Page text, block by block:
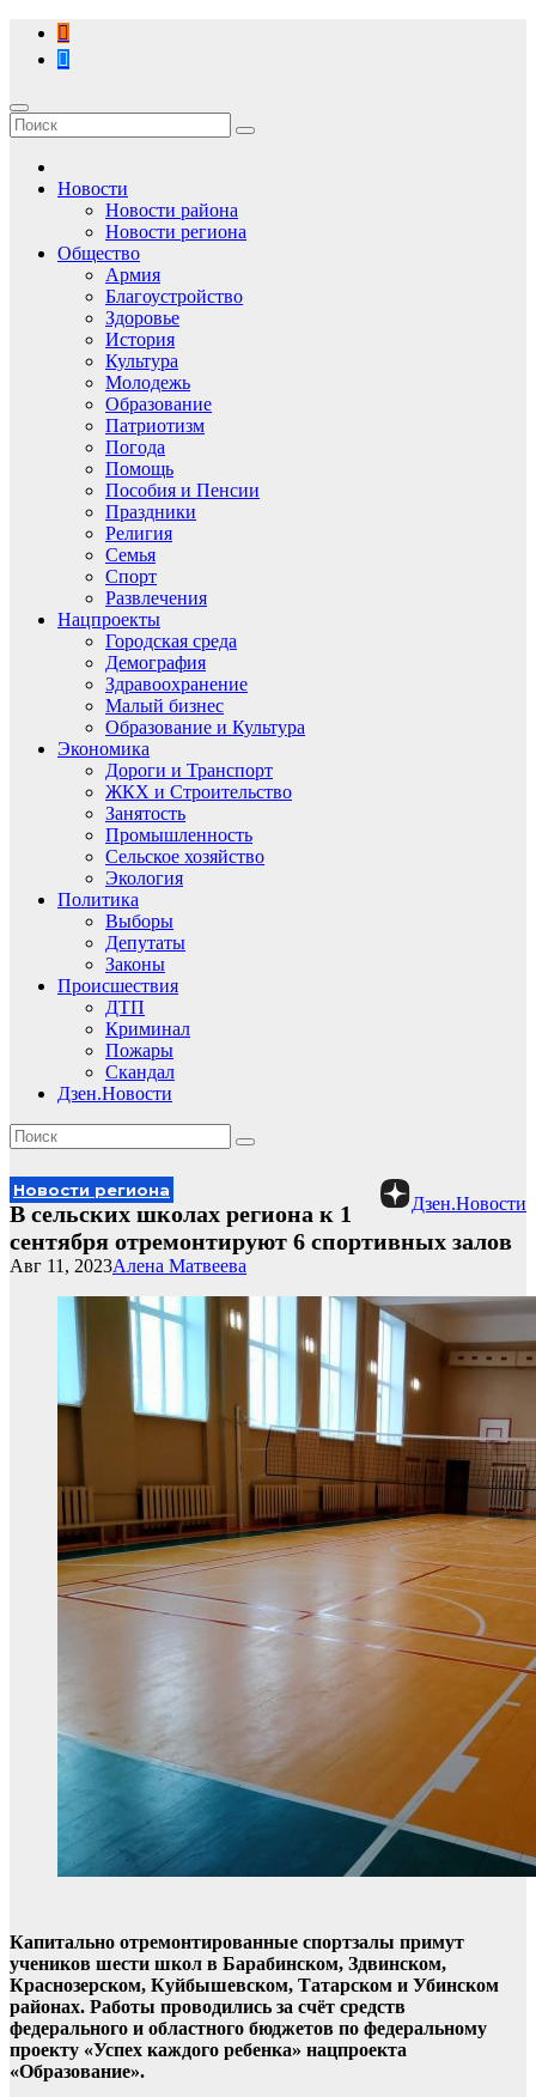
Перейти
содержимому
Новости
Новости района
Новости региона
Общество
Армия
Благоустройство
Здоровье
История
Культура
Молодежь
Образование
Патриотизм
Погода
Помощь
Пособия и Пенсии
Праздники
Религия
Семья
Спорт
Развлечения
Нацпроекты
Городская среда
Демография
Здравоохранение
Малый бизнес
Образование и Культура
Экономика
Дороги и Транспорт
ЖКХ и Строительство
Занятость
Промышленность
Сельское хозяйство
Экология
Политика
Выборы
Депутаты
Законы
Происшествия
ДТП
Криминал
Пожары
Скандал
Дзен.Новости
Дзен.Новости
Новости региона
В сельских школах региона к 1
сентября отремонтируют 6 спортивных залов
Алена Матвеева
Авг 11, 2023
Капитально отремонтированные спортзалы примут
учеников шести школ в Барабинском, Здвинском,
Краснозерском, Куйбышевском, Татарском и Убинском
районах. Работы проводились за счёт средств
федерального и областного бюджетов по федеральному
проекту «Успех каждого ребенка» нацпроекта
«Образование».